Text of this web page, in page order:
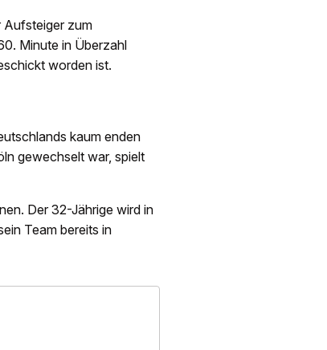
Aufsteiger zum
Minute in Überzahl
worden ist.
kaum enden
gewechselt war, spielt
Der 32-Jährige wird in
Team bereits in